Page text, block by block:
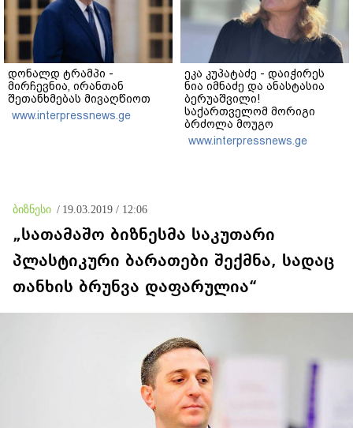
დონალდ ტრამპი -
მირჩევნია, ირანთან
შეთანხმებას მივაღწიოთ
www.interpressnews.ge
ეკა კუპატაძე - დაიჭირეს
ნია იმნაძე და ანასტასია
ბერუაშვილი!
საქართველომ მორიგი
ბრძოლა მოუგო
მკვლელებს! იმნაძე-
ნავროზაშვილები არიან
www.interpressnews.ge
ბიზნესი / 19.03.2019 / 12:06
„სათამაშო ბიზნესმა საკუთარი
პლასტიკური ბარათები შექმნა, სადაც
თანხის ბრუნვა დაფარულია“